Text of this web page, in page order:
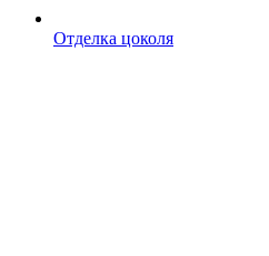
Отделка цоколя